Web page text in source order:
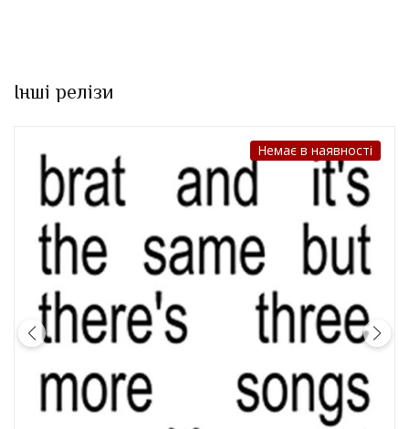
Інші релізи
Немає в